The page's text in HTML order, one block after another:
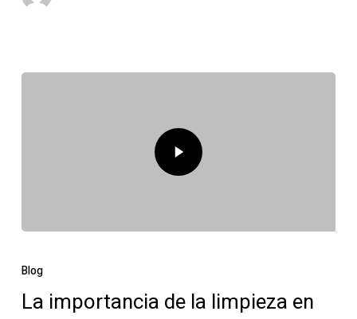
Blog
La importancia de la limpieza en